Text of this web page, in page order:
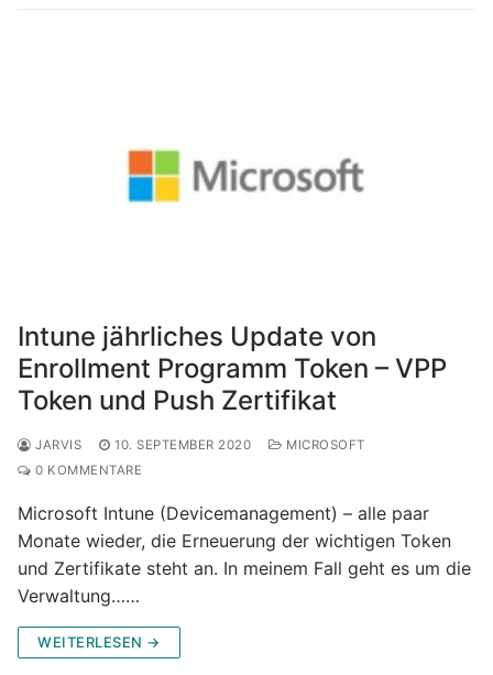
Intune jährliches Update von
Enrollment Programm Token – VPP
Token und Push Zertifikat
JARVIS 10. SEPTEMBER 2020
MICROSOFT
0 KOMMENTARE
Microsoft Intune (Devicemanagement) – alle paar
Monate wieder, die Erneuerung der wichtigen Token
und Zertifikate steht an. In meinem Fall geht es um die
Verwaltung……
WEITERLESEN →